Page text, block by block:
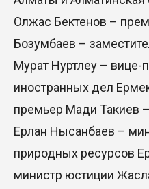
Олжас Бектенов –
Бозумбаев –
Мурат Нуртлеу – вице-
иностранных дел
премьер Мади Такиев
Ерлан Нысанбаев –
природных ресурсов
министр юстиции